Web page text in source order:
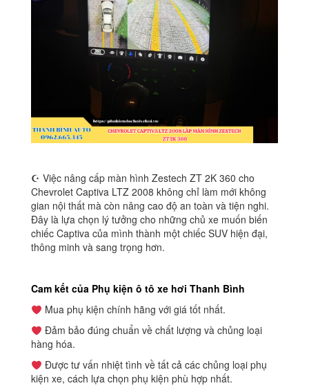
☪ Việc nâng cấp màn hình Zestech ZT 2K 360 cho
Chevrolet Captiva LTZ 2008 không chỉ làm mới không
gian nội thất mà còn nâng cao độ an toàn và tiện nghi.
Đây là lựa chọn lý tưởng cho những chủ xe muốn biến
chiếc Captiva của mình thành một chiếc SUV hiện đại,
thông minh và sang trọng hơn.
Cam kết của Phụ kiện ô tô xe hơi Thanh Bình
Mua phụ kiện chính hãng với giá tốt nhất.
Đảm bảo đúng chuẩn về chất lượng và chủng loại
hàng hóa.
Được tư vấn nhiệt tình về tất cả các chủng loại phụ
kiện xe, cách lựa chọn phụ kiện phù hợp nhất.